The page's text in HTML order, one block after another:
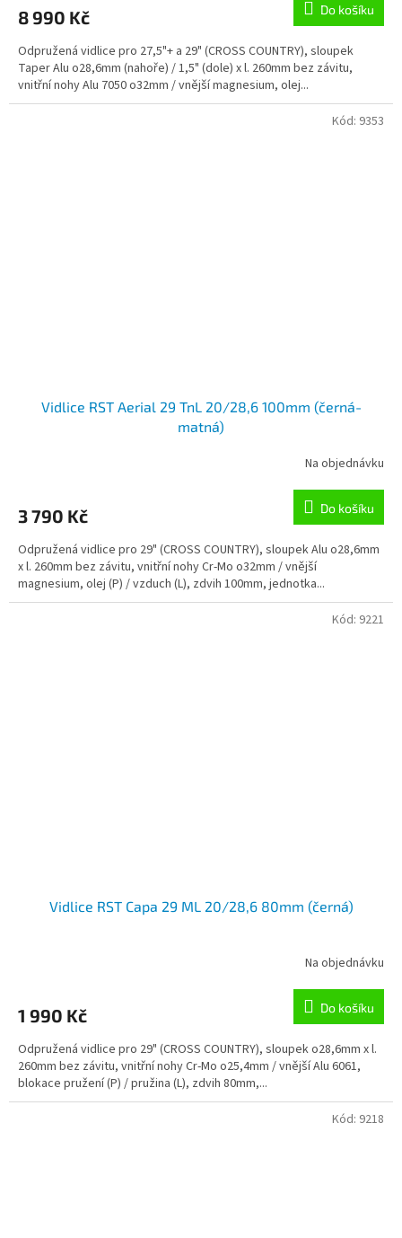
8 990 Kč Do košíku
Odpružená vidlice pro 27,5"+ a 29" (CROSS COUNTRY), sloupek
Taper Alu o28,6mm (nahoře) / 1,5" (dole) x l. 260mm bez závitu,
vnitřní nohy Alu 7050 o32mm / vnější magnesium, olej...
Vidlice RST Aerial 29 TnL 20/28,6 100mm (černá-
matná)
Na objednávku
3 790 Kč Do košíku
Odpružená vidlice pro 29" (CROSS COUNTRY), sloupek Alu o28,6mm
x l. 260mm bez závitu, vnitřní nohy Cr-Mo o32mm / vnější
magnesium, olej (P) / vzduch (L), zdvih 100mm, jednotka...
Kód: 9353
Vidlice RST Capa 29 ML 20/28,6 80mm (černá)
Na objednávku
1 990 Kč Do košíku
Odpružená vidlice pro 29" (CROSS COUNTRY), sloupek o28,6mm x l.
260mm bez závitu, vnitřní nohy Cr-Mo o25,4mm / vnější Alu 6061,
blokace pružení (P) / pružina (L), zdvih 80mm,...
Kód: 9221
Kód: 9218